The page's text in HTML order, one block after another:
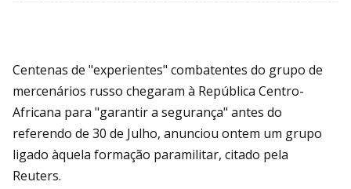
Centenas de "experientes" combatentes do grupo de
mercenários russo chegaram à República Centro-
Africana para "garantir a segurança" antes do
referendo de 30 de Julho, anunciou ontem um grupo
ligado àquela formação paramilitar, citado pela
Reuters.